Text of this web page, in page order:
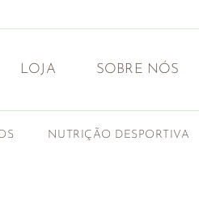
LOJA SOBRE NÓS
NUTRIÇÃO DESPORTIVA